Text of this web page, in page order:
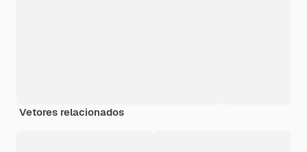
Vetores relacionados